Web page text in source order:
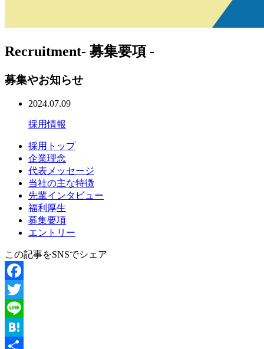
Recruitment- 募集要項 -
募集やお知らせ
2024.07.09
採用情報
採用トップ
企業理念
代表メッセージ
当社の主な特徴
先輩インタビュー
福利厚生
募集要項
エントリー
この記事をSNSでシェア
Facebook
Twitter
Line
Hatena